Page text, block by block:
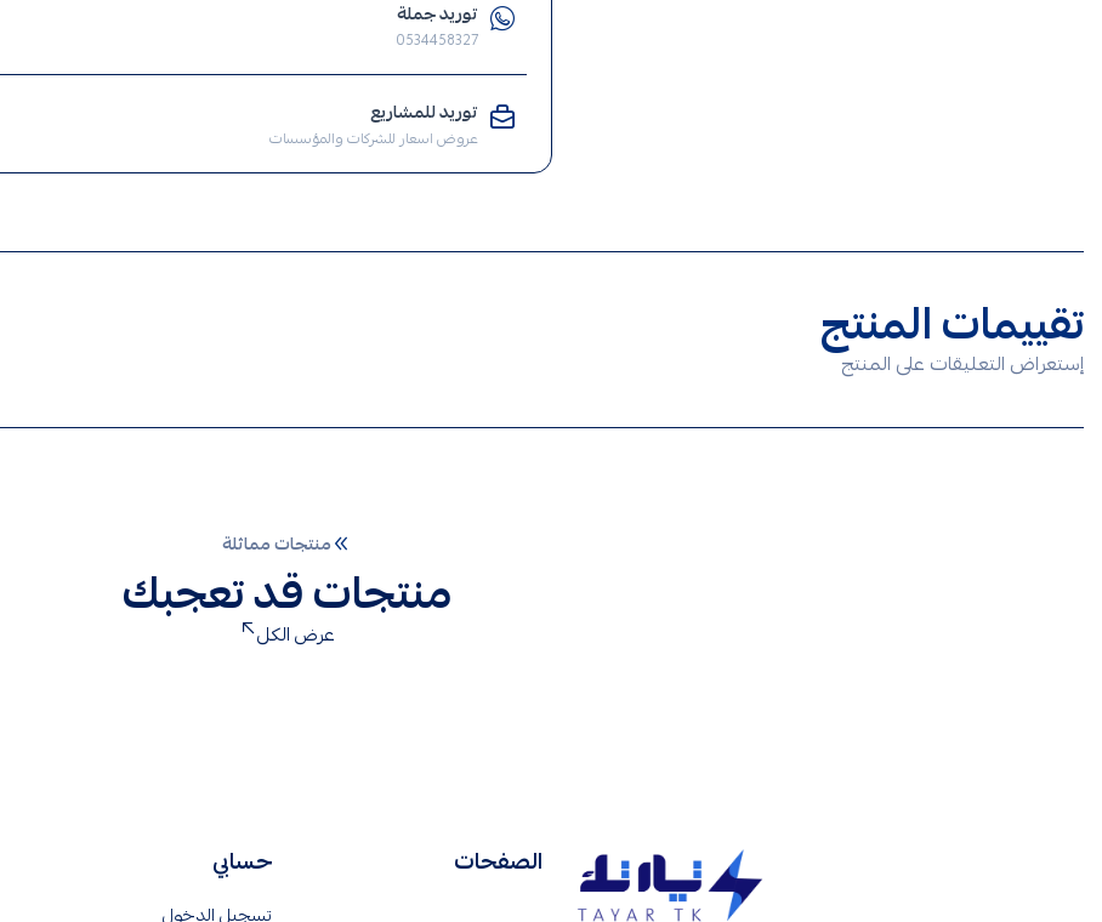
المنيوم
انارة
جدارية
انارة
توريد جملة
0534458327
توريد للمشاريع
عروض اسعار للشركات والمؤسسات
تقييمات المنتج
إستعراض التعليقات على المنتج
منتجات مماثلة
منتجات قد تعجبك
عرض الكل
الصفحات حسابي
تسجيل الدخول